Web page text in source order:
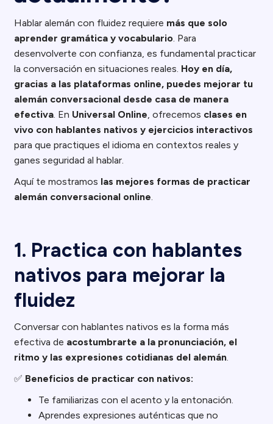
Hablar alemán con fluidez requiere más que solo
aprender gramática y vocabulario. Para
desenvolverte con confianza, es fundamental practicar
la conversación en situaciones reales. Hoy en día,
gracias a las plataformas online, puedes mejorar tu
alemán conversacional desde casa de manera
efectiva. En Universal Online, ofrecemos clases en
vivo con hablantes nativos y ejercicios interactivos
para que practiques el idioma en contextos reales y
ganes seguridad al hablar.
Aquí te mostramos las mejores formas de practicar
alemán conversacional online.
1. Practica con hablantes
nativos para mejorar la
fluidez
Conversar con hablantes nativos es la forma más
efectiva de acostumbrarte a la pronunciación, el
ritmo y las expresiones cotidianas del alemán.
✅ Beneficios de practicar con nativos:
Te familiarizas con el acento y la entonación.
Aprendes expresiones auténticas que no